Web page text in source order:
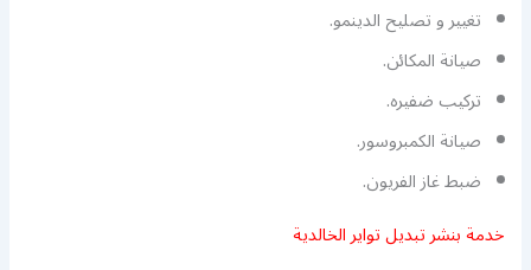
تغيير و تصليح الدينمو.
صيانة المكائن.
تركيب ضفيره.
صيانة الكمبروسور.
ضبط غاز الفريون.
خدمة بنشر تبديل تواير الخالدية